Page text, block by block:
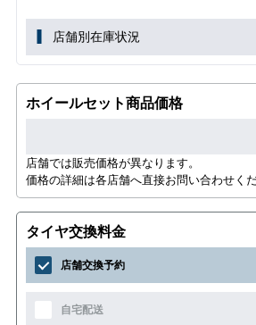
店舗別在庫状況
ホイールセット商品価格
店舗では販売価格が異なります。
価格の詳細は各店舗へ直接お問い合わせくだ
タイヤ交換料金
店舗交換予約
自宅配送